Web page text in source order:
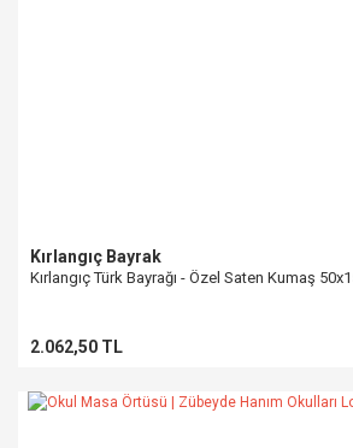
Kırlangıç Bayrak
Kırlangıç Türk Bayrağı - Özel Saten Kumaş
2.062,50 TL